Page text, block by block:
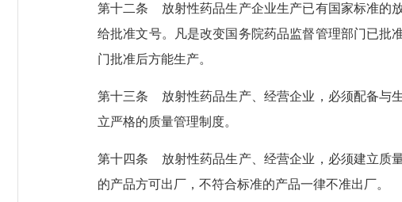
第十二条 放射性药品生产企业生产已有国家标准的
给批准文号。凡是改变国务院药品监督管理部门已批
门批准后方能生产。
第十三条 放射性药品生产、经营企业，必须配备与
立严格的质量管理制度。
第十四条 放射性药品生产、经营企业，必须建立质
的产品方可出厂，不符合标准的产品一律不准出厂。